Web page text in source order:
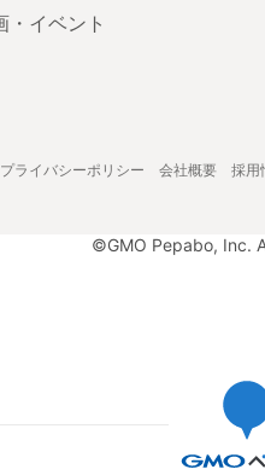
・イベント
プライバシーポリシー 会社概要 採用
©GMO Pepabo, Inc.